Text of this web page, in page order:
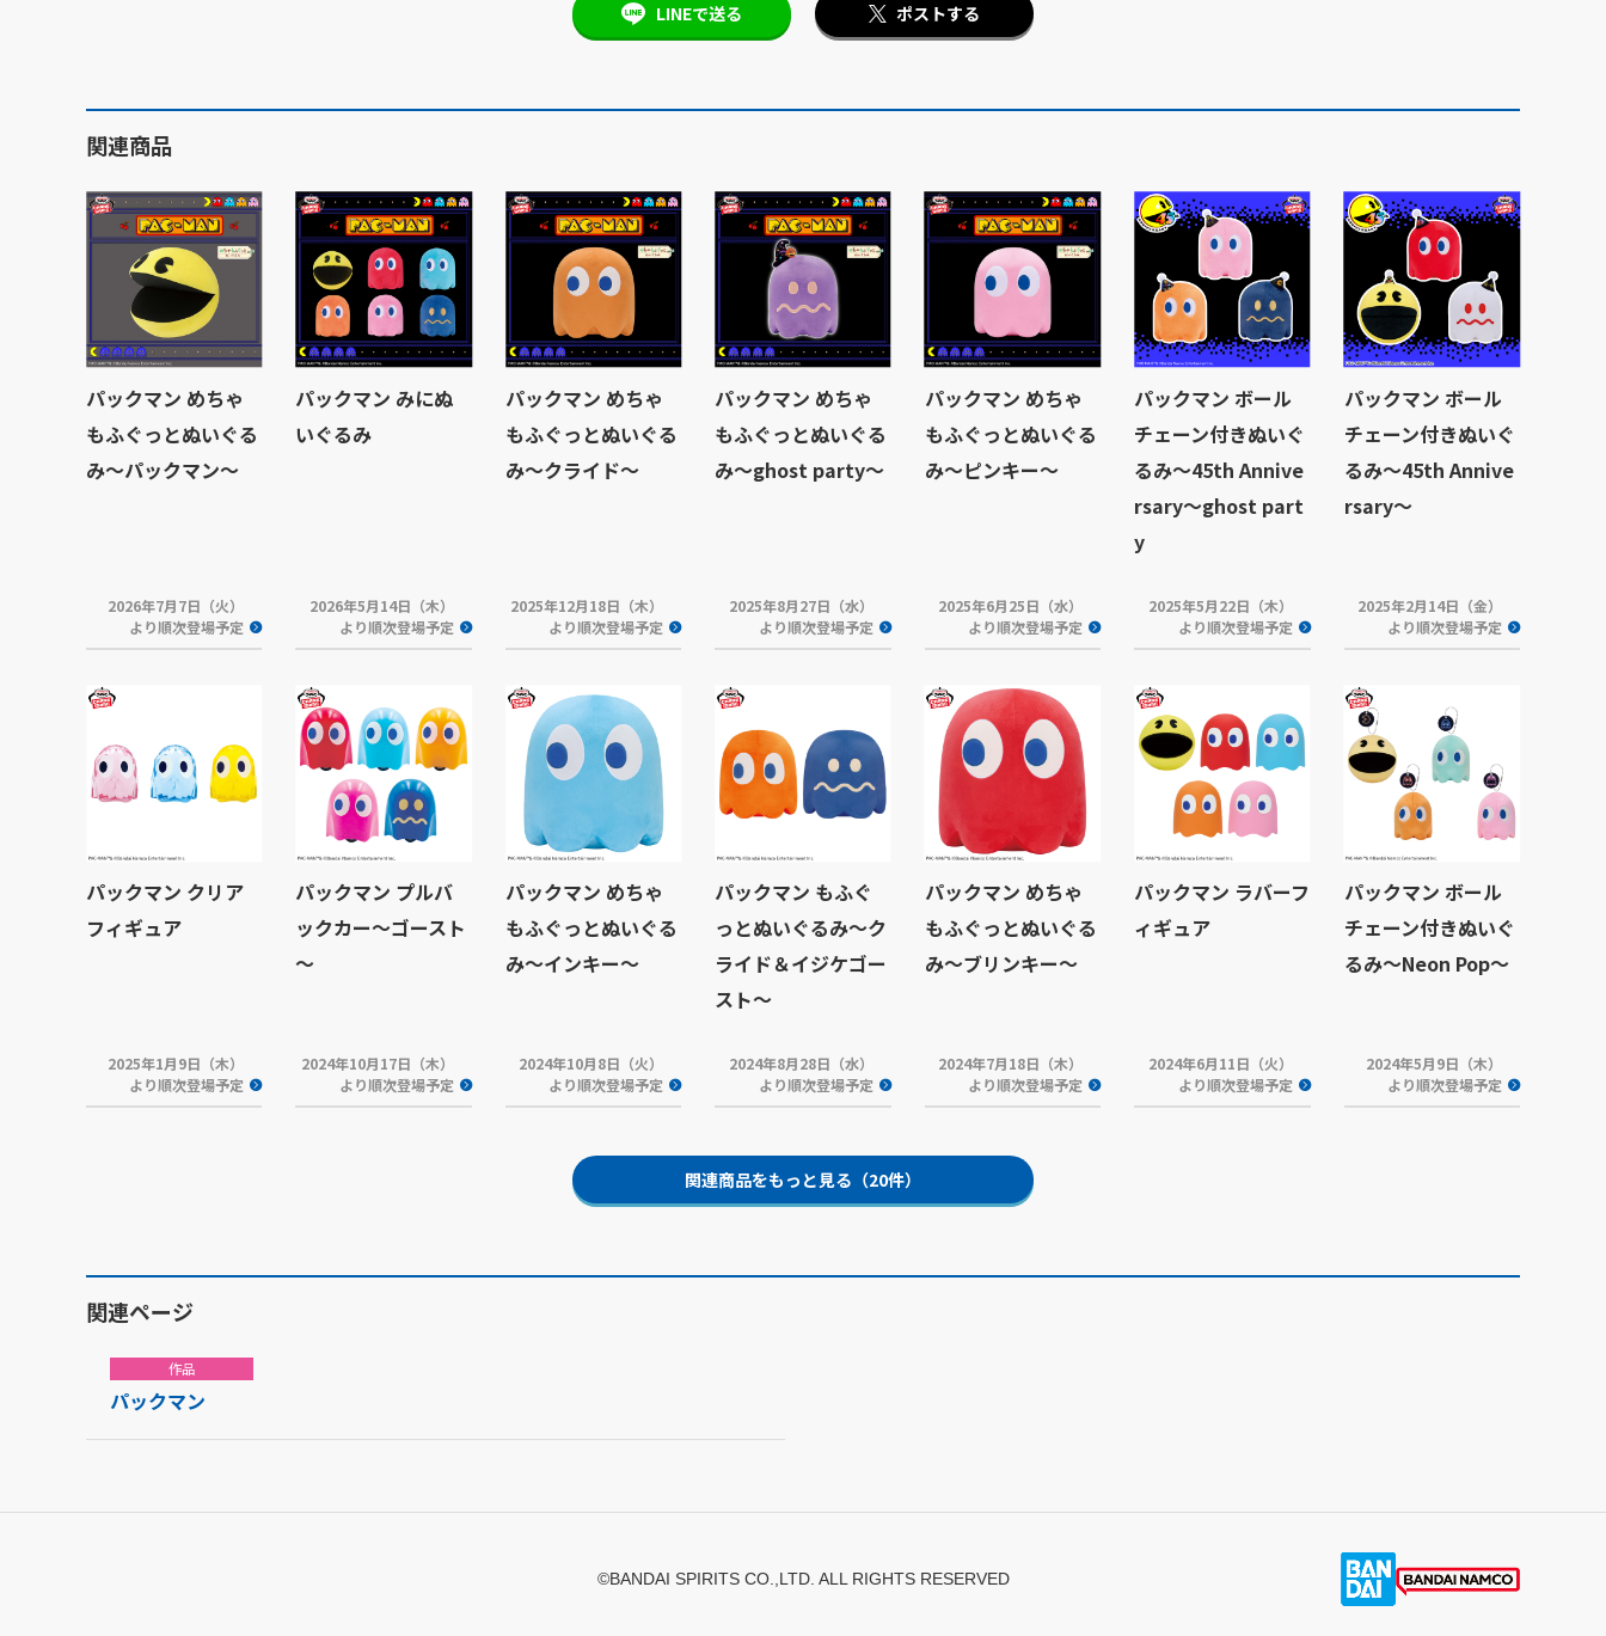
LINEで送る ポストする
関連商品
パックマン めちゃ
もふぐっとぬいぐる
み～パックマン～
2026年7月7日（火）
より順次登場予定
パックマン みにぬ
いぐるみ
2026年5月14日（木）
より順次登場予定
パックマン めちゃ
もふぐっとぬいぐる
み～クライド～
2025年12月18日（木）
より順次登場予定
パックマン めちゃ
もふぐっとぬいぐる
み～ghost party～
2025年8月27日（水）
より順次登場予定
パックマン めちゃ
もふぐっとぬいぐる
み～ピンキー～
2025年6月25日（水）
より順次登場予定
パックマン ボール
チェーン付きぬいぐ
るみ～45th Annive
rsary～ghost part
y
2025年5月22日（木）
より順次登場予定
パックマン ボール
チェーン付きぬいぐ
るみ～45th Annive
rsary～
2025年2月14日（金）
より順次登場予定
パックマン クリア
フィギュア
2025年1月9日（木）
より順次登場予定
パックマン プルバ
ックカー～ゴースト
～
2024年10月17日（木）
より順次登場予定
パックマン めちゃ
もふぐっとぬいぐる
み～インキー～
2024年10月8日（火）
より順次登場予定
パックマン もふぐ
っとぬいぐるみ～ク
ライド＆イジケゴー
スト～
2024年8月28日（水）
より順次登場予定
パックマン めちゃ
もふぐっとぬいぐる
み～ブリンキー～
2024年7月18日（木）
より順次登場予定
パックマン ラバーフ
ィギュア
2024年6月11日（火）
より順次登場予定
パックマン ボール
チェーン付きぬいぐ
るみ～Neon Pop～
2024年5月9日（木）
より順次登場予定
関連商品をもっと見る（20件）
関連ページ
作品
パックマン
©BANDAI SPIRITS CO.,LTD. ALL RIGHTS RESERVED